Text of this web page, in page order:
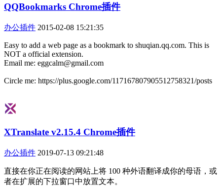
QQBookmarks Chrome插件
办公插件 2015-02-08 15:21:35
Easy to add a web page as a bookmark to shuqian.qq.com. This is
NOT a official extension.
Email me: eggcalm@gmail.com
Circle me: https://plus.google.com/117167807905512758321/posts
XTranslate v2.15.4 Chrome插件
办公插件 2019-07-13 09:21:48
直接在你正在阅读的网站上将 100 种外语翻译成你的母语，或
者在扩展的下拉窗口中放置文本。